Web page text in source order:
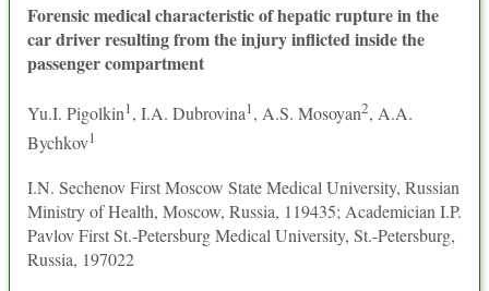
Forensic medical characteristic of hepatic rupture in the
car driver resulting from the injury inflicted inside the
passenger compartment
Yu.I. Pigolkin1, I.A. Dubrovina1, A.S. Mosoyan2, A.A.
Bychkov1
I.N. Sechenov First Moscow State Medical University, Russian
Ministry of Health, Moscow, Russia, 119435; Academician I.P.
Pavlov First St.-Petersburg Medical University, St.-Petersburg,
Russia, 197022